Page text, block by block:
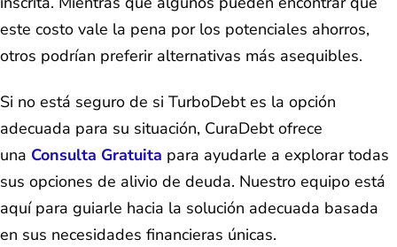
este costo vale la pena por los potenciales ahorros,
otros podrían preferir alternativas más asequibles.
Si no está seguro de si TurboDebt es la opción
adecuada para su situación, CuraDebt ofrece
una Consulta Gratuita para ayudarle a explorar todas
sus opciones de alivio de deuda. Nuestro equipo está
aquí para guiarle hacia la solución adecuada basada
en sus necesidades financieras únicas.